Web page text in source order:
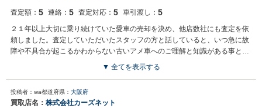
査定額： 5 連絡： 5 査定対応： 5 車引渡し： 5
２１年以上大切に乗り続けていた愛車の売却を決め、他店数社にも査定を依
頼しました。査定していただいたスタッフの方と話していると、いつ急に故
障や不具合が起こるかわからない古いアメ車へのご理解と知識がある事と、
次に大切に乗り継いで下さるオーナーさんを見つけてくれそうな感じにすご
でした。査定額にも納得しております。ありがとうございました。
買取店からの返信
ニックネーム様 この度は大切なお車をご売却いただきましてありがと
うございます。数ある買取店の中から、弊社にご売却いただき大変う
▼ 全てを表示する
投稿者：wa都道府県： 大阪府
買取店名： 株式会社カーズネット